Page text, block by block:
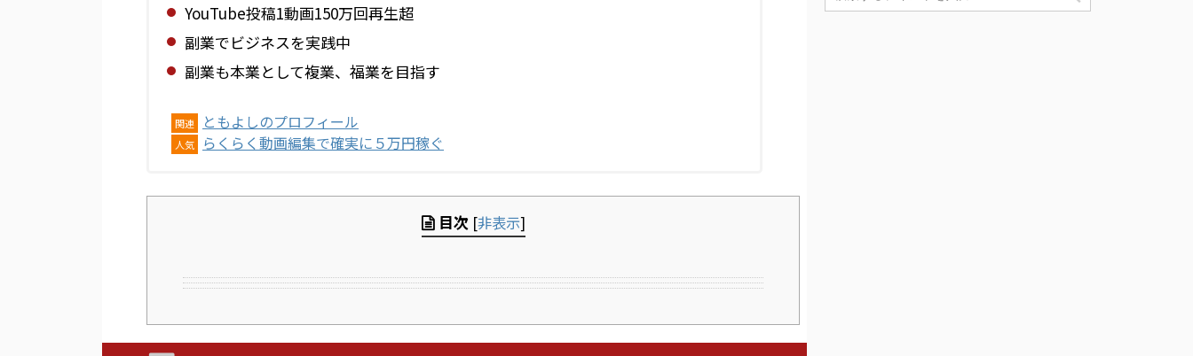
YouTube投稿1動画150万回再生超
副業でビジネスを実践中
副業も本業として複業、福業を目指す
関連 ともよしのプロフィール
人気 らくらく動画編集で確実に５万円稼ぐ
目次 [非表示]